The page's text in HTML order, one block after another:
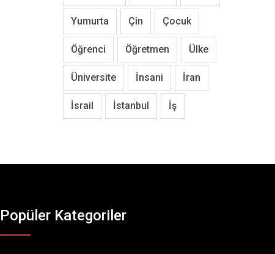
Yumurta Çin Çocuk
Öğrenci Öğretmen Ülke
Üniversite İnsani İran
İsrail İstanbul İş
Popüler Kategoriler